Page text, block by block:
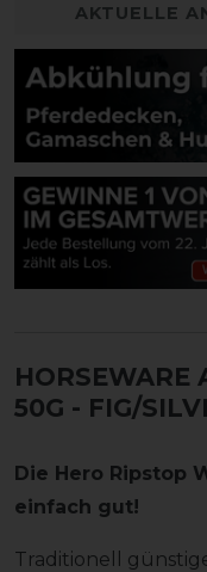
AKTUELLE
HORSEWARE
50G - FIG/
Die Hero Ripstop
einfach gut!
Traditionell